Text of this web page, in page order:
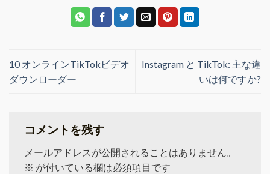
10 オンラインTikTokビデオ
ダウンローダー
Instagram と TikTok: 主な違
いは何ですか?
コメントを残す
メールアドレスが公開されることはありません。
※ が付いている欄は必須項目です